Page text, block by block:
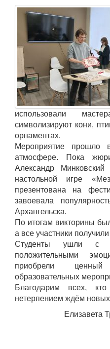
использовали
символизируют кони,
орнаментах.
Мероприятие прошло
атмосфере. Пока
Александр Минковский
настольной игре
презентована на
завоевала
Архангельска.
По итогам викторины
а все участники
Студенты ушли с
положительными
приобрели
образовательных
Благодарим всех,
нетерпением ждём новых
Елизавета